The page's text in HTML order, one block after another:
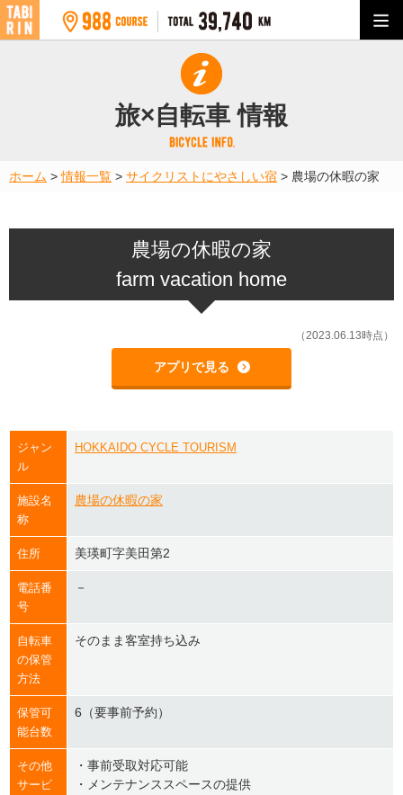
旅×自転車 情報
ホーム >情報一覧 > サイクリストにやさしい宿 > 農場の休暇の家
農場の休暇の家
farm vacation home
（2023.06.13時点）
アプリで見る
ジャン
ル
HOKKAIDO CYCLE TOURISM
施設名
称
農場の休暇の家
住所 美瑛町字美田第2
電話番
号
－
自転車
の保管
方法
そのまま客室持ち込み
保管可
能台数
6（要事前予約）
その他
サービ
・事前受取対応可能
・メンテナンススペースの提供